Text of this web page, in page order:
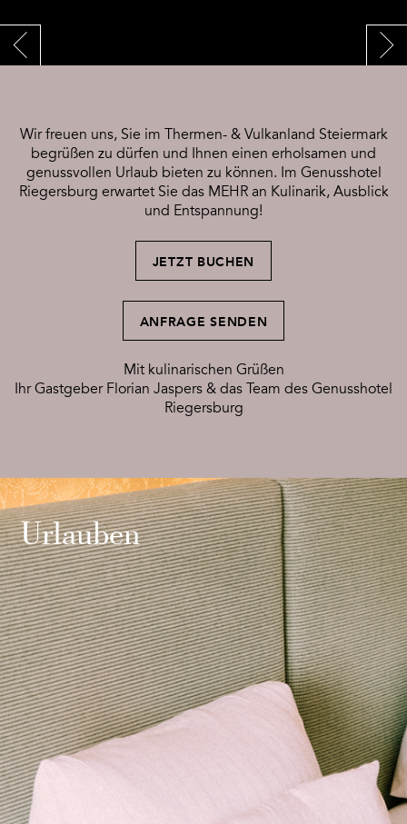
Wir freuen uns, Sie im Thermen- & Vulkanland Steiermark
begrüßen zu dürfen und Ihnen einen erholsamen und
genussvollen Urlaub bieten zu können. Im Genusshotel
Riegersburg erwartet Sie das MEHR an Kulinarik, Ausblick
und Entspannung!
JETZT BUCHEN
ANFRAGE SENDEN
Mit kulinarischen Grüßen
Ihr Gastgeber Florian Jaspers & das Team des Genusshotel
Riegersburg
Urlauben